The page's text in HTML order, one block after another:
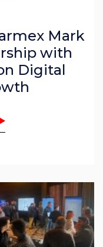
Mark
with
Digital